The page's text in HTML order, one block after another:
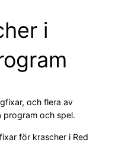
i
och flera av
program och spel.
för krascher i Red